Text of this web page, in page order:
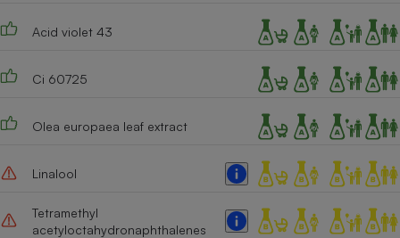
Acid violet 43
Ci 60725
Olea europaea leaf extract
Linalool
Tetramethyl
acetyloctahydronaphthalenes